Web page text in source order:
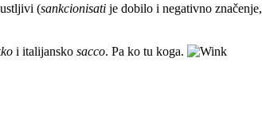
(sankcionisati je dobilo i negativno značenje,
i italijansko sacco. Pa ko tu koga.